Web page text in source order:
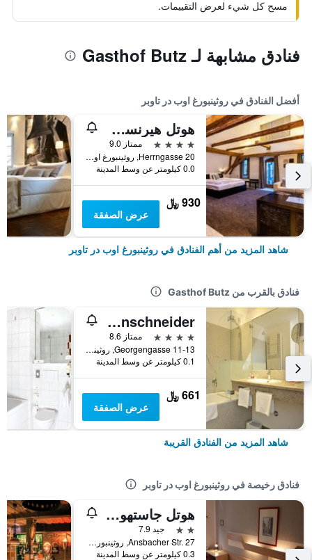
مسح كل شيء لعرض التقييمات.
فنادق مشابهة لـ Gasthof Butz
أفضل الفنادق في روثينبورغ اوب در تاوبر
هوتل هيرنسشلويسسشين
4 نجوم
ممتاز 9.0
Herrngasse 20, روثينبورغ اوب در تاوبر, بافاريا, ألمانيا
0.0 كيلومتر عن وسط المدينة
930 ﷼
عرض الصفقة
شاهد المزيد من أهم الفنادق في روثينبورغ اوب در تاوبر
فنادق بالقرب من Gasthof Butz
Tilman Riemenschneider
4 نجوم
ممتاز 8.6
Georgengasse 11-13, روثينبورغ اوب در تاوبر, بافاريا, ألمانيا
0.1 كيلومتر عن وسط المدينة
661 ﷼
عرض الصفقة
شاهد المزيد من الفنادق القريبة
فنادق رخيصة في روثينبورغ اوب در تاوبر
هوتل جاستهوف بوست
2 نجمتين
جيد 7.9
Ansbacher Str. 27, روثينبورغ اوب در تاوبر, بافاريا, ألمانيا
0.3 كيلومتر عن وسط المدينة